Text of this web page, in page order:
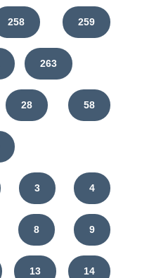
258 259
263
28 58
3 4
8 9
13 14